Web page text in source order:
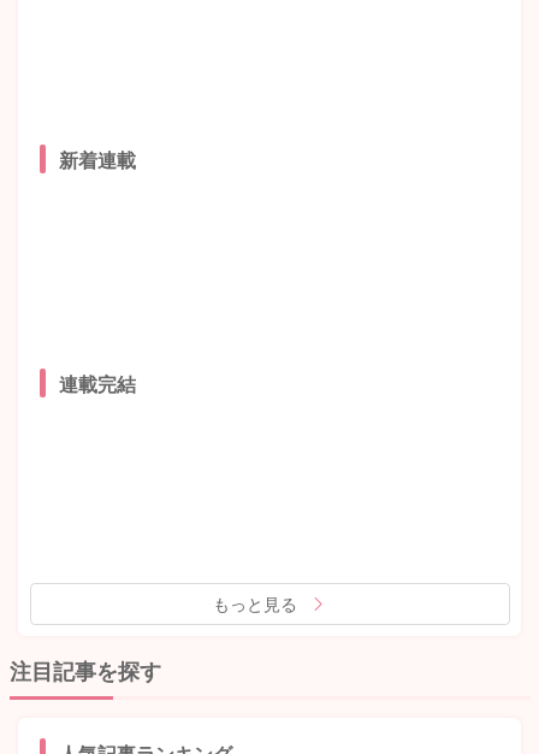
新着連載
連載完結
もっと見る
注目記事を探す